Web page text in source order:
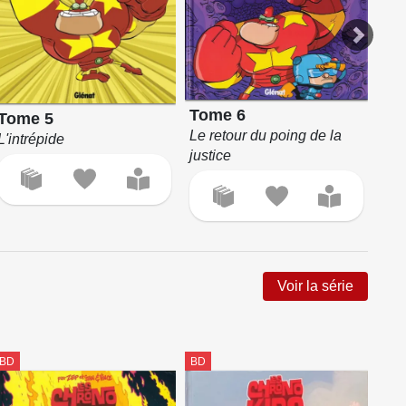
5 Tome 6
Le retour du poing de la
justice
Voir la série
BD